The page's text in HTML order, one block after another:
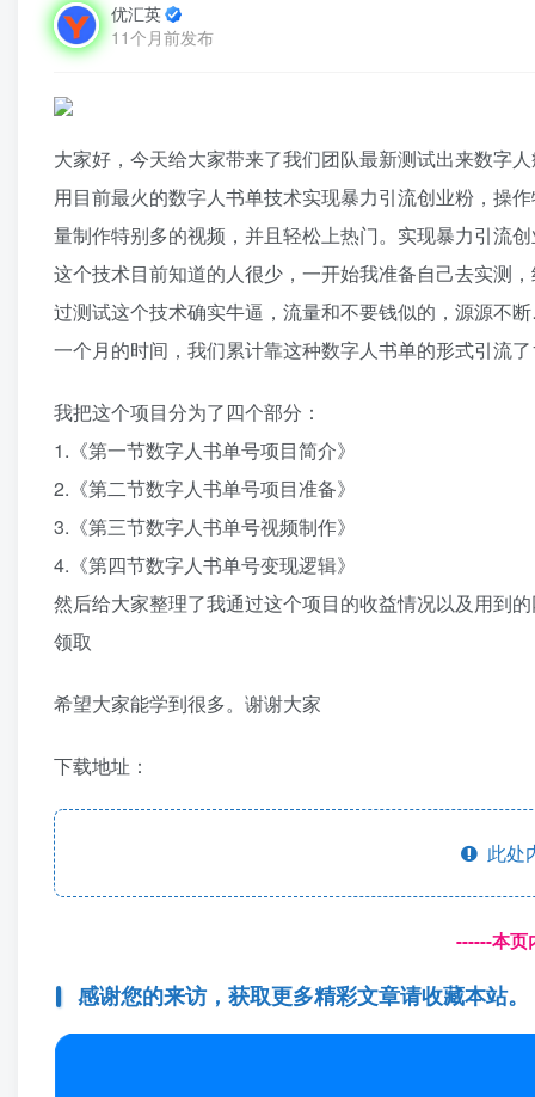
优汇英
11个月前发布
大家好，今天给大家带来了我们团队最新测试出来数字
用目前最火的数字人书单技术实现暴力引流创业粉，操
量制作特别多的视频，并且轻松上热门。实现暴力引流
这个技术目前知道的人很少，一开始我准备自己去实测
过测试这个技术确实牛逼，流量和不要钱似的，源源不
一个月的时间，我们累计靠这种数字人书单的形式引流
我把这个项目分为了四个部分：
1.《第一节数字人书单号项目简介》
2.《第二节数字人书单号项目准备》
3.《第三节数字人书单号视频制作》
4.《第四节数字人书单号变现逻辑》
然后给大家整理了我通过这个项目的收益情况以及用到
领取
希望大家能学到很多。谢谢大家
下载地址：
此处
------本页
感谢您的来访，获取更多精彩文章请收藏本站。